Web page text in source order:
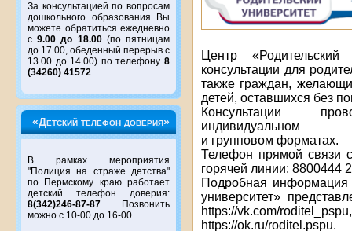
За консультацией по вопросам
дошкольного образования Вы
можете обратиться ежедневно
с9.00 до 18.00(по пятницам
до 17.00, обеденный перерыв с
13.00 до 14.00) по телефону 8
(34260) 41572
«Детский телефон доверия»
В рамках мероприятия
"Полиция на страже детства"
по Пермскому краю работает
детский телефон доверия:
8(342)246-87-87 Позвонить
можно с 10-00 до 16-00
Центр «Родительский
консультации для
также граждан,
детей, оставшихся без
Консультации
индивидуальном
и групповом форматах.
Телефон прямой связи
горячей линии: 8800444
Подробная информация
университет»
https://vk.com/
https://ok.ru/roditel.pspu.